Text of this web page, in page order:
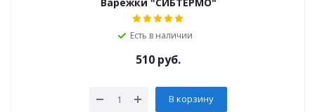
Есть в наличии
510 руб.
В корзину